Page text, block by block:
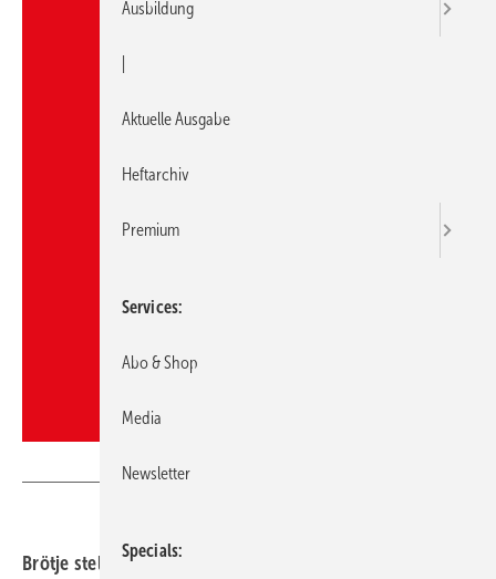
Brötje stellt auf der Firmen-Website für diverse Produkte
Ausbildung
Aktuelle Ausgabe
Heftarchiv
Premium
Services
Abo & Shop
Media
Newsletter
Specials